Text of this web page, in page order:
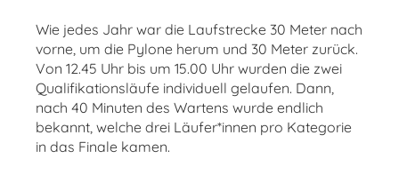
Wie jedes Jahr war die Laufstrecke 30 Meter nach
vorne, um die Pylone herum und 30 Meter zurück.
Von 12.45 Uhr bis um 15.00 Uhr wurden die zwei
Qualifikationsläufe individuell gelaufen. Dann,
nach 40 Minuten des Wartens wurde endlich
bekannt, welche drei Läufer*innen pro Kategorie
in das Finale kamen.